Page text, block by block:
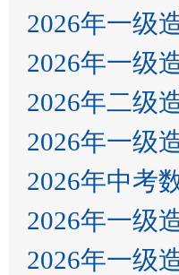
2026年一级
2026年一级
2026年二级
2026年一级
2026年中考
2026年一级
2026年一级